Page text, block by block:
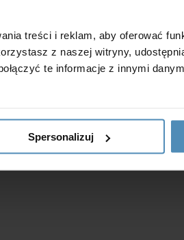
treści i reklam, aby oferować
z naszej witryny,
te informacje z innymi
Spersonalizuj